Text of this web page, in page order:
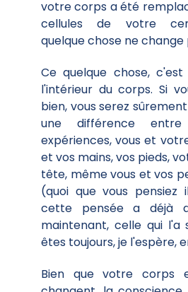
votre corps a été
cellules de votre
quelque chose ne change
Ce quelque chose,
l'intérieur du corps. Si
bien, vous serez
une différence
expériences, vous et
et vos mains, vos pieds,
tête, même vous et vos
(quoi que vous
cette pensée a déjà
maintenant, celle qui l'a
êtes toujours, je l'espère,
Bien que votre corps